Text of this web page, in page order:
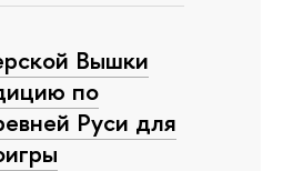
Вышки
по
Руси для